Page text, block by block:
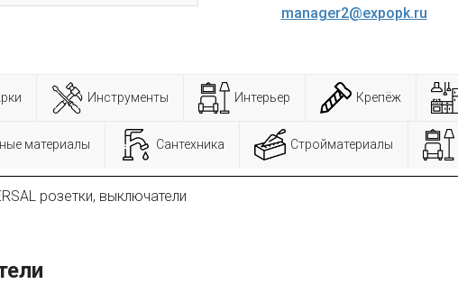
manager2@expopk.ru
Инструменты Интерьер Крепёж
материалы Сантехника Стройматериалы
розетки, выключатели